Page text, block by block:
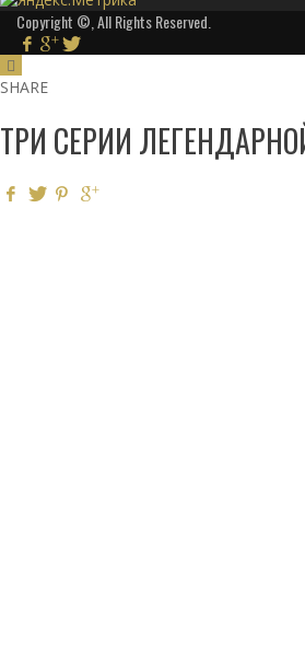
Copyright ©, All Rights Reserved.
SHARE
ТРИ СЕРИИ